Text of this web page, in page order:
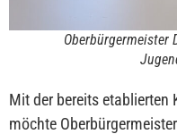
Oberbürgermeister
Mit der bereits etablierten
möchte